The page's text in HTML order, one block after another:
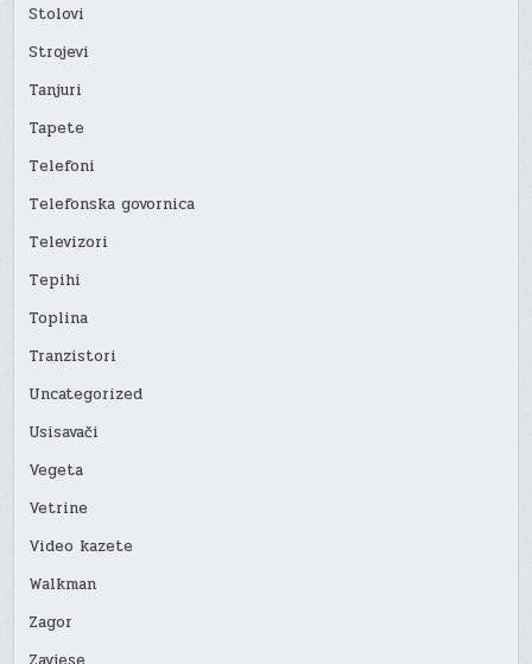
Stolovi
Strojevi
Tanjuri
Tapete
Telefoni
Telefonska govornica
Televizori
Tepihi
Toplina
Tranzistori
Uncategorized
Usisavači
Vegeta
Vetrine
Video kazete
Walkman
Zagor